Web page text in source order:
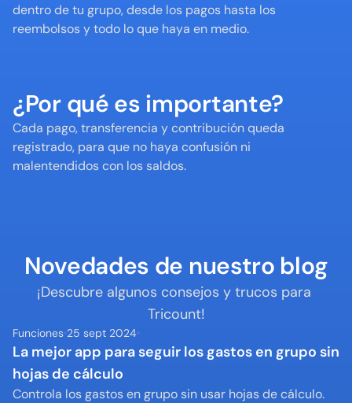
dentro de tu grupo, desde los pagos hasta los
reembolsos y todo lo que haya en medio.
¿Por qué es importante?
Cada pago, transferencia y contribución queda
registrado, para que no haya confusión ni
malentendidos con los saldos.
Novedades de nuestro blog
¡Descubre algunos consejos y trucos para
Tricount!
Funciones 25 sept 2024
La mejor app para seguir los gastos en grupo sin
hojas de cálculo
Controla los gastos en grupo sin usar hojas de cálculo.